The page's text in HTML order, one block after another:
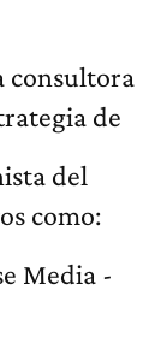
consultora
de
del
como:
Media -